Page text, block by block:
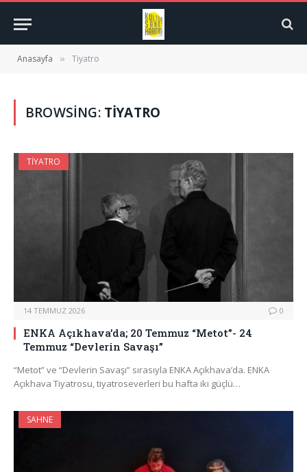
Anasayfa » Tiyatro
BROWSING: TIYATRO
TIYATRO
14 TEMMUZ 2026 0
ENKA Açıkhava’da; 20 Temmuz “Metot”- 24
Temmuz “Devlerin Savaşı”
“Metot” ve “Devlerin Savaşı” sırasıyla ENKA Açıkhava’da. ENKA
Açıkhava Tiyatrosu, tiyatroseverleri bu hafta iki güçlü…
SAHNE